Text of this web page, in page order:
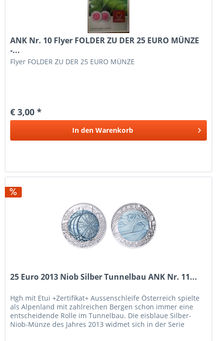
ANK Nr. 10 Flyer FOLDER ZU DER 25 EURO MÜNZE
-...
Flyer FOLDER ZU DER 25 EURO MÜNZE
€ 3,00 *
In den Warenkorb
25 Euro 2013 Niob Silber Tunnelbau ANK Nr. 11...
Hgh mit Etui +Zertifikat+ Aussenschleife Österreich spielte
als Alpenland mit zahlreichen Bergen schon immer eine
entscheidende Rolle im Tunnelbau. Die eisblaue Silber-
Niob-Münze des Jahres 2013 widmet sich in der Serie